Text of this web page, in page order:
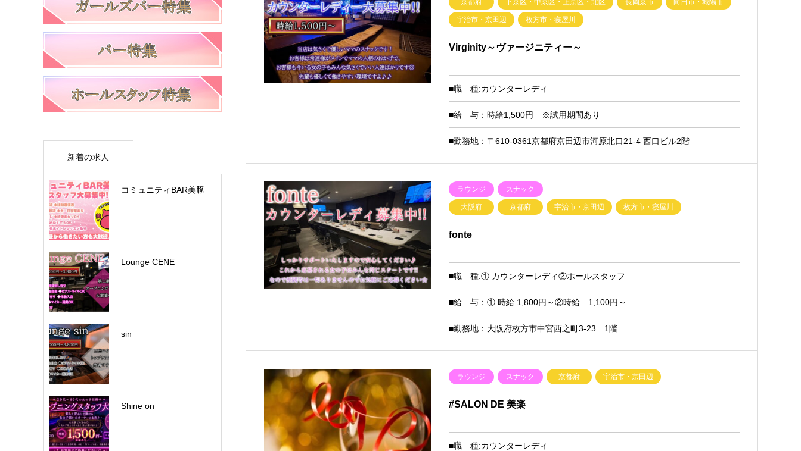
京都府 下京区・中京区・上京区・北区 長岡京市 向日市・城陽市
宇治市・京田辺 枚方市・寝屋川
Virginity～ヴァージニティー～
■職 種:カウンターレディ
■給 与：時給1,500円 ※試用期間あり
■勤務地：〒610-0361京都府京田辺市河原北口21-4 西口ビル2階
ラウンジ スナック
大阪府 京都府 宇治市・京田辺 枚方市・寝屋川
fonte
■職 種:① カウンターレディ②ホールスタッフ
■給 与：① 時給 1,800円～②時給 1,100円～
■勤務地：大阪府枚方市中宮西之町3-23 1階
ラウンジ スナック 京都府 宇治市・京田辺
#SALON DE 美楽
■職 種:カウンターレディ
新着の求人
コミュニティBAR美豚
Lounge CENE
sin
Shine on